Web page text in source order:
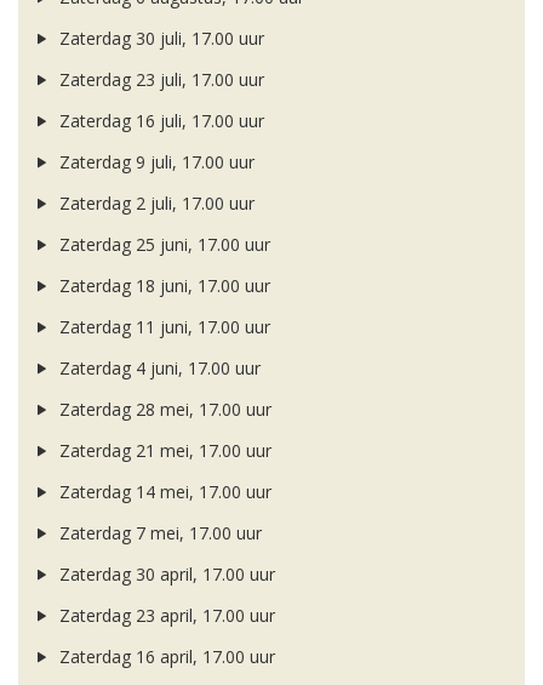
Zaterdag 30 juli, 17.00 uur
Zaterdag 23 juli, 17.00 uur
Zaterdag 16 juli, 17.00 uur
Zaterdag 9 juli, 17.00 uur
Zaterdag 2 juli, 17.00 uur
Zaterdag 25 juni, 17.00 uur
Zaterdag 18 juni, 17.00 uur
Zaterdag 11 juni, 17.00 uur
Zaterdag 4 juni, 17.00 uur
Zaterdag 28 mei, 17.00 uur
Zaterdag 21 mei, 17.00 uur
Zaterdag 14 mei, 17.00 uur
Zaterdag 7 mei, 17.00 uur
Zaterdag 30 april, 17.00 uur
Zaterdag 23 april, 17.00 uur
Zaterdag 16 april, 17.00 uur